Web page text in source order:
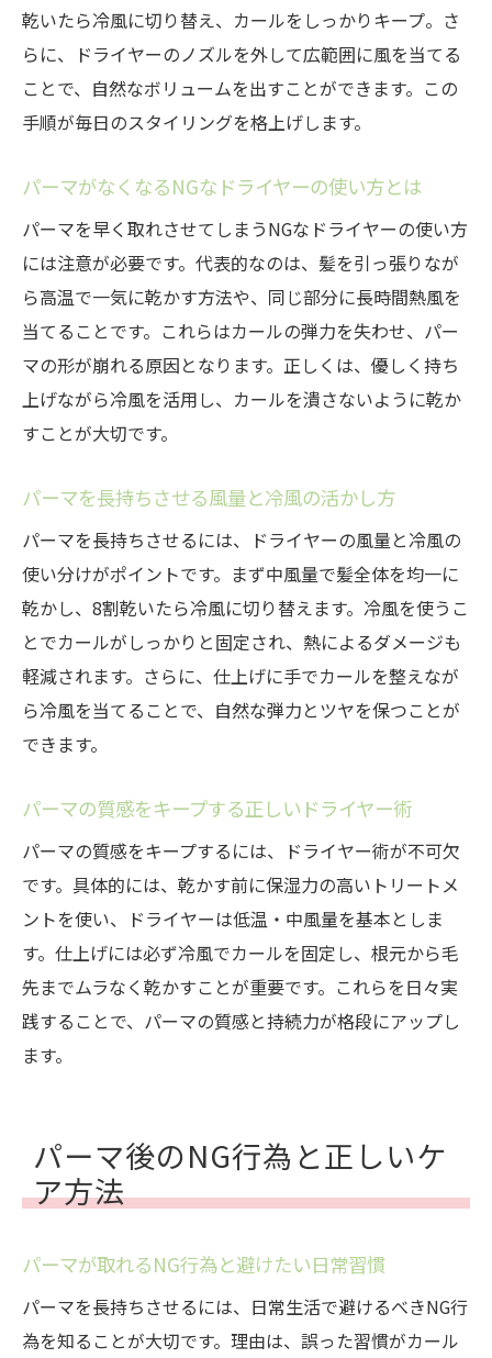
乾いたら冷風に切り替え、カールをしっかりキープ。さ
らに、ドライヤーのノズルを外して広範囲に風を当てる
ことで、自然なボリュームを出すことができます。この
手順が毎日のスタイリングを格上げします。
パーマがなくなるNGなドライヤーの使い方とは
パーマを早く取れさせてしまうNGなドライヤーの使い方
には注意が必要です。代表的なのは、髪を引っ張りなが
ら高温で一気に乾かす方法や、同じ部分に長時間熱風を
当てることです。これらはカールの弾力を失わせ、パー
マの形が崩れる原因となります。正しくは、優しく持ち
上げながら冷風を活用し、カールを潰さないように乾か
すことが大切です。
パーマを長持ちさせる風量と冷風の活かし方
パーマを長持ちさせるには、ドライヤーの風量と冷風の
使い分けがポイントです。まず中風量で髪全体を均一に
乾かし、8割乾いたら冷風に切り替えます。冷風を使うこ
とでカールがしっかりと固定され、熱によるダメージも
軽減されます。さらに、仕上げに手でカールを整えなが
ら冷風を当てることで、自然な弾力とツヤを保つことが
できます。
パーマの質感をキープする正しいドライヤー術
パーマの質感をキープするには、ドライヤー術が不可欠
です。具体的には、乾かす前に保湿力の高いトリートメ
ントを使い、ドライヤーは低温・中風量を基本としま
す。仕上げには必ず冷風でカールを固定し、根元から毛
先までムラなく乾かすことが重要です。これらを日々実
践することで、パーマの質感と持続力が格段にアップし
ます。
パーマ後のNG行為と正しいケ
ア方法
パーマが取れるNG行為と避けたい日常習慣
パーマを長持ちさせるには、日常生活で避けるべきNG行
為を知ることが大切です。理由は、誤った習慣がカール